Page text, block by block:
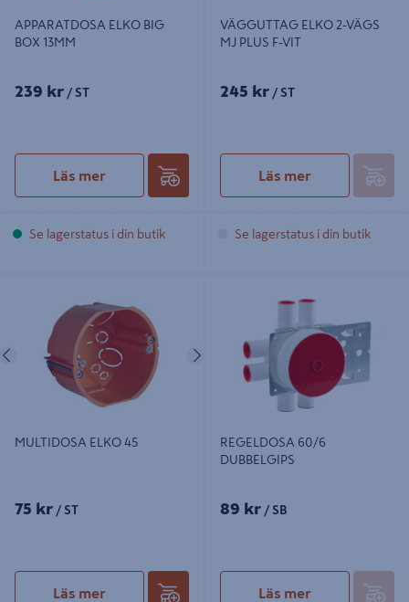
APPARATDOSA ELKO BIG
BOX 13MM
239 kr / ST
Läs mer
Se lagerstatus i din butik
VÄGGUTTAG ELKO 2-VÄGS
MJ PLUS F-VIT
245 kr / ST
Läs mer
Se lagerstatus i din butik
Föregående
MULTIDOSA ELKO 45
75 kr / ST
Läs mer
REGELDOSA 60/6
DUBBELGIPS
89 kr / SB
Läs mer